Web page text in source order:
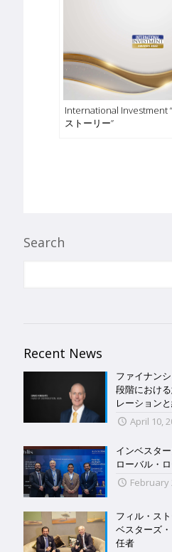
International Investment
ストーリー”
Search
Recent News
ファイナン
段階におけ
レーション
April 10,
インベスタ
ローバル・
February
フィル・ス
ベスターズ
任者